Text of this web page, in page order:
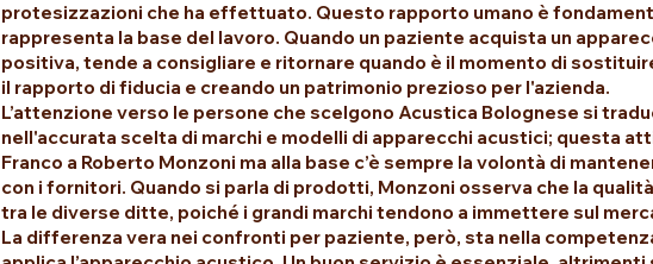
protesizzazioni che ha effettuato. Questo rapporto umano è
rappresenta la base del lavoro. Quando un paziente acquista un
positiva, tende a consigliare e ritornare quando è il momento di
il rapporto di fiducia e creando un patrimonio prezioso per l'azienda.
L’attenzione verso le persone che scelgono Acustica Bolognese si
nell'accurata scelta di marchi e modelli di apparecchi acustici; questa
Franco a Roberto Monzoni ma alla base c’è sempre la volontà di
con i fornitori. Quando si parla di prodotti, Monzoni osserva che la
tra le diverse ditte, poiché i grandi marchi tendono a immettere sul
La differenza vera nei confronti per paziente, però, sta nella